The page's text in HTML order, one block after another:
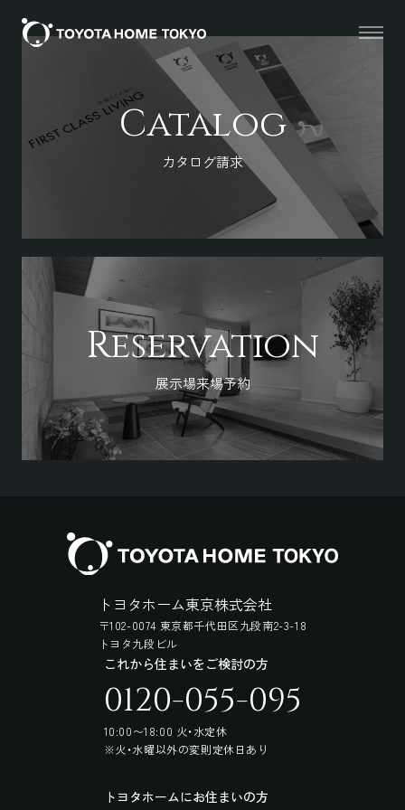
Catalog
カタログ請求
Reservation
展示場来場予約
トヨタホーム東京株式会社
〒102-0074 東京都千代田区九段南2-3-18
トヨタ九段ビル
これから住まいをご検討の方
0120-055-095
10:00〜18:00 火・水定休
※火・水曜以外の変則定休日あり
トヨタホームにお住まいの方